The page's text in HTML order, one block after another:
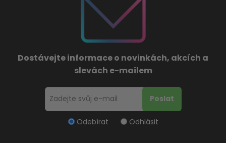
Dostávejte informace o novinkách, akcích a
slevách e-mailem
Odebírat Odhlásit